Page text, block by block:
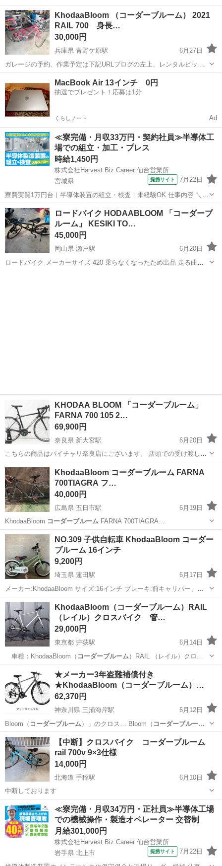
モ…
静岡 静岡市 防犯登録
KhodaaBloom （コーダーブルーム） 2021
RAIL 700 身長…
30,000円
兵庫県 青野ケ原駅
6月27日
ガレージの予約、作業予定は下記URLブログの左上、レンタルピット
予約状況を更新してますので確認を。
https://note.com/garage_taketama/n/ne0746d1d766d 普段は民間車検
整備店で...
クロスバイク
コーダーブルーム
MacBook Air 13インチ 0円
抽選でプレゼント！応募は1分
くらしノート Ad
≪寮完備・月収33万円・契約社員≫半導体工
場での組立・加工・プレス
時給1,450円
株式会社Harvest Biz Career 仙台営業所
宮城県
提携サイト 7月22日
寮費実質1万円台｜半導体装置の組立・検査｜未経験OK 仕事内容 ＼半
導体製造装置の組立・検査スタッフ／ 大手メーカー工場内で、半導体
をつくるための装置を組み立てる仕事です。 タブレットや図面を確認
しながら、ドライバ...
宮城 その他
ロードバイク HODAABLOOM 「コーダーブ
ルーム」 KESIKI TO…
45,000円
岡山県 瀬戸駅
6月20日
ロードバイク メーカーサイズ 420 乗らなくなったため出品 走る曲が
KHODAA BLOOM 「コーダーブルーム」
FARNA 700 105 2…
69,900円
奈良県 新大宮駅
6月20日
こちらの商品はバイチャリ奈良店にございます。 店頭での受け渡しの
みとなっておりますので宜しくお願い致します。 店頭支払い方法各種
取り扱っております。 また、値引き交渉等は行っておりませんのでご
了承くださいませ。 ...
奈良 奈良市 SHIMANO
KhodaaBloom コーダーブルーム FARNA
700TIAGRA フ…
40,000円
広島県 五日市駅
6月19日
KhodaaBloom コーダーブルームFARNA 700TIAGRA…
広島 広島市 五日市駅 ロードバイク コーダーブルーム
NO.309 子供自転車 KhodaaBloom コーダー
ブルーム 16インチ
9,200円
埼玉県 蓮田駅
6月17日
メーカー:KhodaaBloom サイズ:16インチ ブレーキ:前キャリパー、後
バンドブレーキ ライト:なし 変速:なし その他:ベル付、スタンド付 自
転車整備士により整備済みです。 防犯登録（¥600）は必須となりま
す...
埼玉 蓮田市 コーダーブルーム
KhodaaBloom（コーダーブルーム）RAIL
（レイル）クロスバイク 管…
29,000円
東京都 井荻駅
6月14日
車種：KhodaaBloom（ コーダーブルーム ）RAIL （レイル）クロス
バイ…
クロスバイク
★メーカー3年盗難補償付き
★KhodaaBloom（コーダーブルーム）
RAIL…
62,370円
神奈川県 三浦海岸駅
6月12日
Bloom（ コーダーブルーム ）」のクロス… Bloom（ コーダーブルー
ム）RAIL …
神奈川 三浦市 三浦海岸駅 クロスバイク
コーダーブルーム
【中断】クロスバイク コーダーブルーム
rail 700v 9×3仕様
14,000円
北海道 手稲駅
6月10日
中断しております
北海道 札幌市 手稲駅 クロスバイク
≪寮完備・月収34万円・正社員≫半導体工場
での機械操作・製造オペレーター 交替制
月給301,000円
株式会社Harvest Biz Career 仙台営業所
岩手県 北上市
提携サイト 7月22日